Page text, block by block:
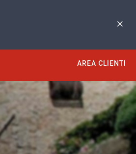
AREA CLIENTI